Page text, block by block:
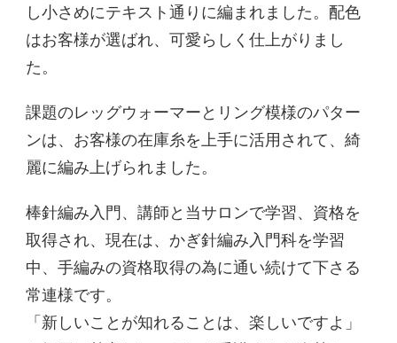
し小さめにテキスト通りに編まれました。配色
はお客様が選ばれ、可愛らしく仕上がりまし
た。
課題のレッグウォーマーとリング模様のパター
ンは、お客様の在庫糸を上手に活用されて、綺
麗に編み上げられました。
棒針編み入門、講師と当サロンで学習、資格を
取得され、現在は、かぎ針編み入門科を学習
中、手編みの資格取得の為に通い続けて下さる
常連様です。
「新しいことが知れることは、楽しいですよ」